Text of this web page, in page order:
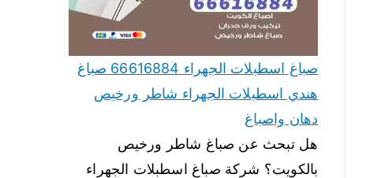
صباغ اسطبلات الجهراء 66616884 صباغ
هندي اسطبلات الجهراء شاطر ورخيص
دهان واصباغ
هل تبحث عن صباغ شاطر ورخيص
بالكويت؟ شركة صباغ اسطبلات الجهراء